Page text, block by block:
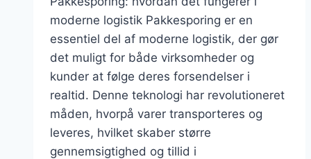
moderne logistik Pakkesporing er en
essentiel del af moderne logistik, der gør
det muligt for både virksomheder og
kunder at følge deres forsendelser i
realtid. Denne teknologi har revolutioneret
måden, hvorpå varer transporteres og
leveres, hvilket skaber større
gennemsigtighed og tillid i